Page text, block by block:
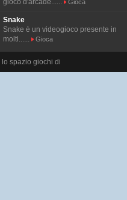
gioco d'arcade......
Gioca
Snake
Snake è un videogioco presente in
molti......
Gioca
lo spazio giochi di